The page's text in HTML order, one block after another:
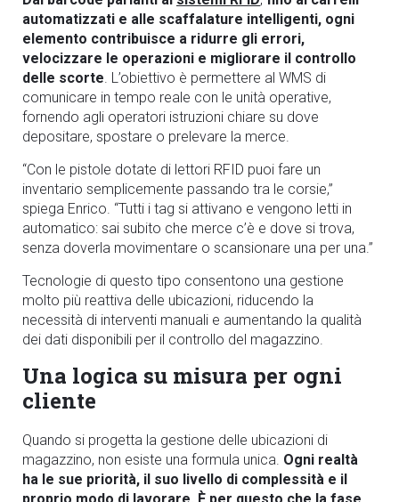
automatizzati e alle scaffalature intelligenti, ogni
elemento contribuisce a ridurre gli errori,
velocizzare le operazioni e migliorare il controllo
delle scorte . L’obiettivo è permettere al WMS di
comunicare in tempo reale con le unità operative,
fornendo agli operatori istruzioni chiare su dove
depositare, spostare o prelevare la merce.
“Con le pistole dotate di lettori RFID puoi fare un
inventario semplicemente passando tra le corsie,”
spiega Enrico. “Tutti i tag si attivano e vengono letti in
automatico: sai subito che merce c’è e dove si trova,
senza doverla movimentare o scansionare una per una.”
Tecnologie di questo tipo consentono una gestione
molto più reattiva delle ubicazioni, riducendo la
necessità di interventi manuali e aumentando la qualità
dei dati disponibili per il controllo del magazzino.
Una logica su misura per ogni
cliente
Quando si progetta la gestione delle ubicazioni di
magazzino, non esiste una formula unica. Ogni realtà
ha le sue priorità, il suo livello di complessità e il
proprio modo di lavorare. È per questo che la fase